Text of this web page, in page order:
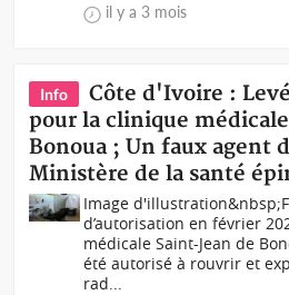
il y a 3 mois
Info
Côte d'Ivoire :
pour la clinique
Bonoua ; Un faux agent
Ministère de la santé
Image
d’autorisation en février
médicale Saint-Jean de
été autorisé à rouvrir et
rad...